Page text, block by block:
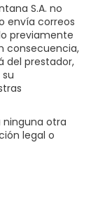
S.A.​​ no
envía correos
previamente
consecuencia,
del prestador,
ninguna otra
legal o